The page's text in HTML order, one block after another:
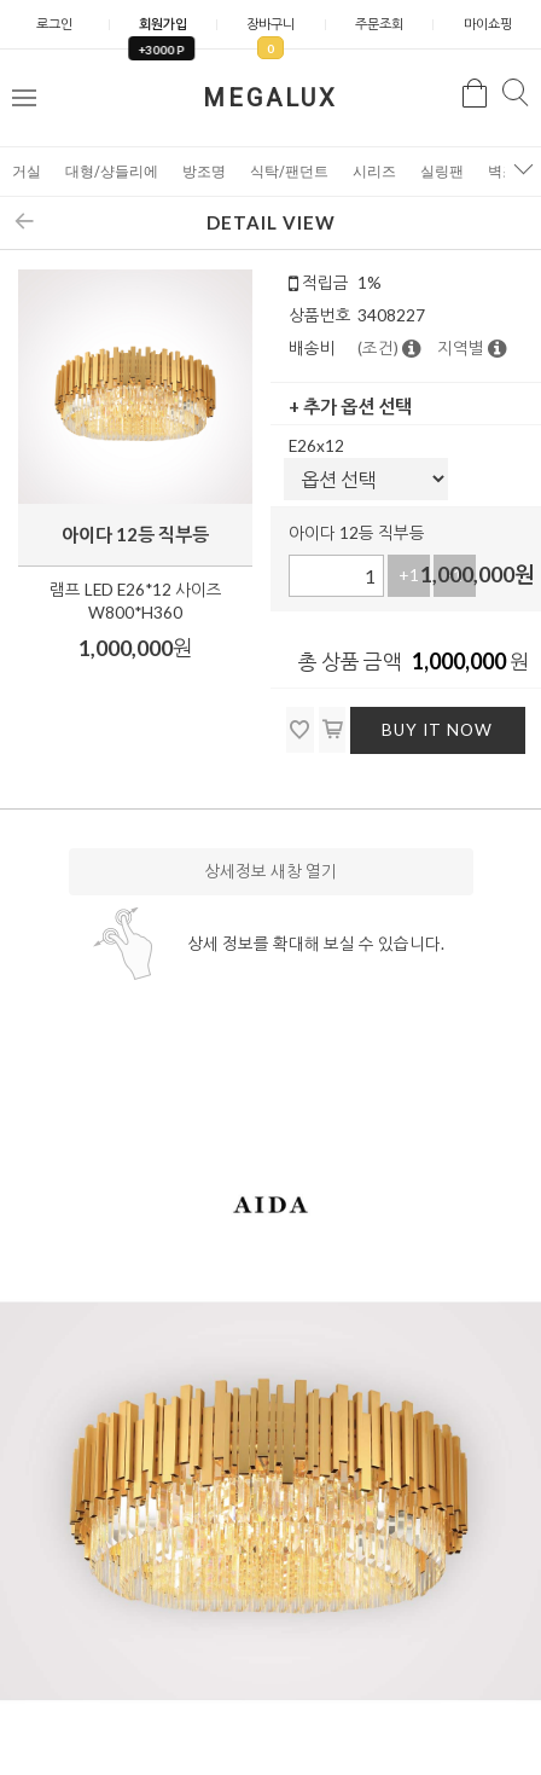
로그인 회원가입
+3000 P
장바구니
0
주문조회 마이쇼핑
MEGALUX
메
검
거실 대형/샹들리에 방조명 식탁/팬던트 시리즈 실링팬 벽조명
DETAIL VIEW
아이다 12등 직부등
램프 LED E26*12 사이즈
W800*H360
1,000,000원
적립금 1%
상품번호 3408227
배송비
(조건) 지역별
+ 추가 옵션 선택
E26x12
아이다 12등 직부등
+1 -1
1,000,000원
총 상품 금액 1,000,000원
BUY IT NOW
상세정보 새창 열기
상세 정보를 확대해 보실 수 있습니다.